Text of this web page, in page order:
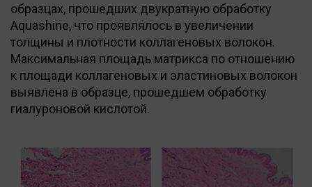
образцах, прошедших двукратную обработку
Aquashine, что проявлялось в увеличении
толщины и плотности коллагеновых волокон.
Максимальная площадь матрикса по отношению
к площади коллагеновых и эластиновых волокон
выявлена в образце, прошедшем обработку
гиалуроновой кислотой.